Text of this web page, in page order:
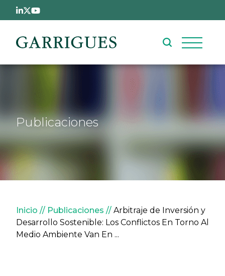
Pasar al contenido principal
Publicaciones
Sobrescribir enlaces de
Inicio Publicaciones
Arbitraje de Inversión y
Desarrollo Sostenible: Los Conflictos En Torno Al
Medio Ambiente Van En ...